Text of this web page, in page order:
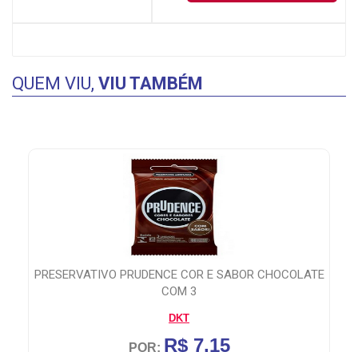
QUEM VIU, VIU TAMBÉM
PRESERVATIVO PRUDENCE NEON COM
DKT
POR:R$ 16,95